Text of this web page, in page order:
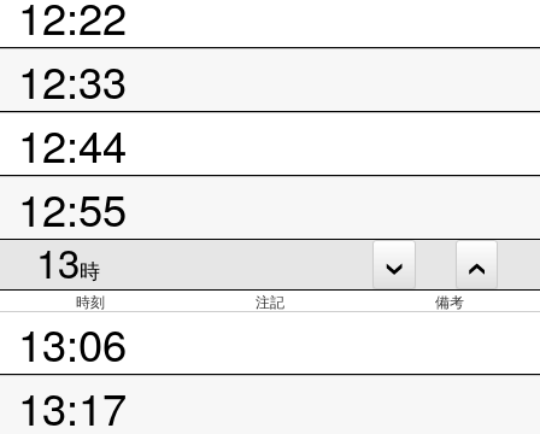
12:22
12:33
12:44
12:55
13時
時刻 注記 備考
13:06
13:17